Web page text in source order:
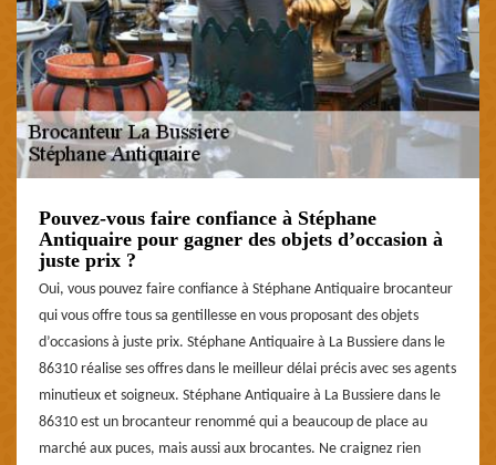
Pouvez-vous faire confiance à Stéphane
Antiquaire pour gagner des objets d’occasion à
juste prix ?
Oui, vous pouvez faire confiance à Stéphane Antiquaire brocanteur
qui vous offre tous sa gentillesse en vous proposant des objets
d’occasions à juste prix. Stéphane Antiquaire à La Bussiere dans le
86310 réalise ses offres dans le meilleur délai précis avec ses agents
minutieux et soigneux. Stéphane Antiquaire à La Bussiere dans le
86310 est un brocanteur renommé qui a beaucoup de place au
marché aux puces, mais aussi aux brocantes. Ne craignez rien